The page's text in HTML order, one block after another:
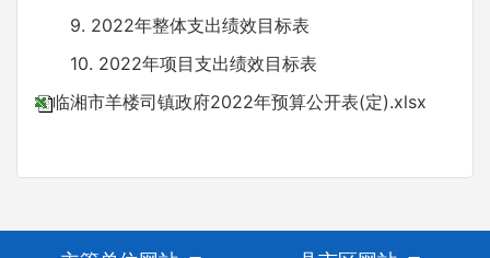
9. 2022年整体支出绩效目标表
10. 2022年项目支出绩效目标表
临湘市羊楼司镇政府2022年预算公开表(定).xlsx